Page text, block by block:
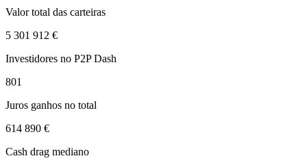
Valor total das carteiras
5 301 912 €
Investidores no P2P Dash
801
Juros ganhos no total
614 890 €
Cash drag mediano